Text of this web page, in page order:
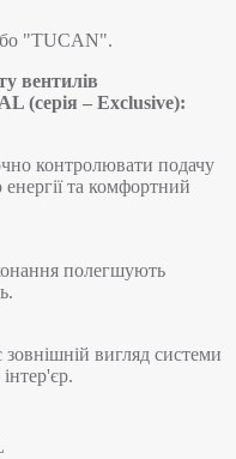
"TUCAN".
вентилів
(серія – Exclusive):
контролювати подачу
та комфортний
полегшують
вигляд системи